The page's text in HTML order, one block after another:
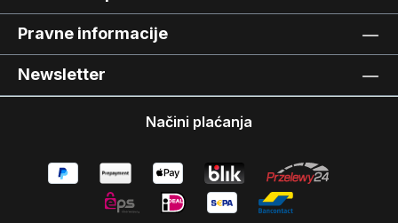
Pravne informacije
Newsletter
Načini plaćanja